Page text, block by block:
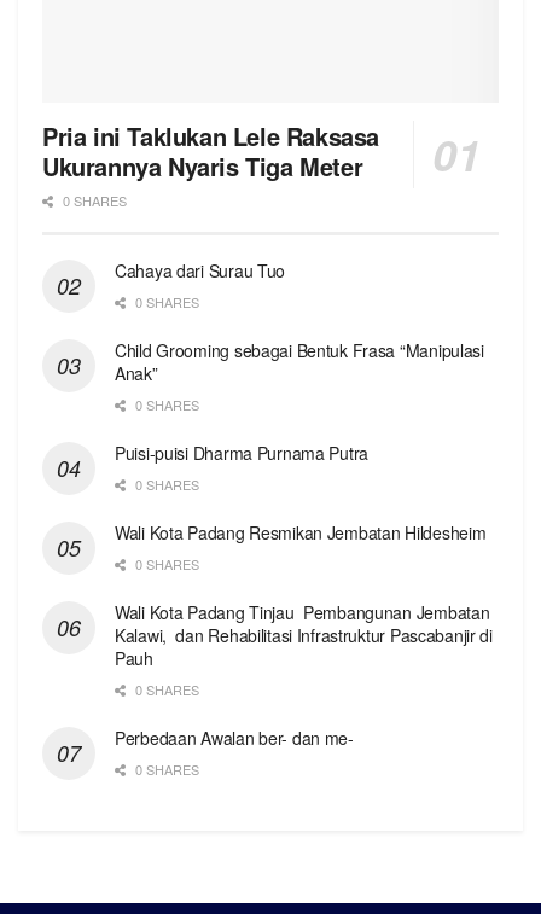
Pria ini Taklukan Lele Raksasa
Ukurannya Nyaris Tiga Meter
0 SHARES
Cahaya dari Surau Tuo
0 SHARES
Child Grooming sebagai Bentuk Frasa “Manipulasi
Anak”
0 SHARES
Puisi-puisi Dharma Purnama Putra
0 SHARES
Wali Kota Padang Resmikan Jembatan Hildesheim
0 SHARES
Wali Kota Padang Tinjau Pembangunan Jembatan
Kalawi, dan Rehabilitasi Infrastruktur Pascabanjir di
Pauh
0 SHARES
Perbedaan Awalan ber- dan me-
0 SHARES